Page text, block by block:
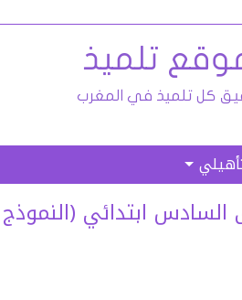
(النموذج 02) – (غ. م)